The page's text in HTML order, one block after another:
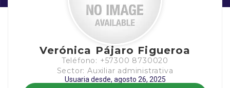
Verónica Pájaro Figueroa
Teléfono: +57300 8730020
Sector: Auxiliar administrativa
Usuaria desde, agosto 26, 2025